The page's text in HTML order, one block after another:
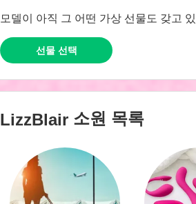
모델이 아직 그 어떤 가상 선물도 갖고
선물 선택
LizzBlair 소원 목록